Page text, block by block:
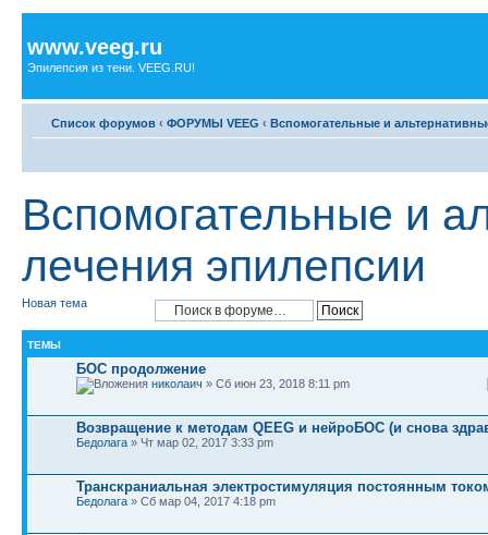
www.veeg.ru
Эпилепсия из тени. VEEG.RU!
Список форумов ‹ ФОРУМЫ VEEG ‹ Вспомогательные и
Вспомогательные и
лечения эпилепсии
Новая тема
ТЕМЫ
БОС продолжение
николаич » Сб июн 23, 2018 8:11 pm
Возвращение к методам QEEG и нейроБОС (и снова
Бедолага » Чт мар 02, 2017 3:33 pm
Транскраниальная электростимуляция постоянным
Бедолага » Сб мар 04, 2017 4:18 pm